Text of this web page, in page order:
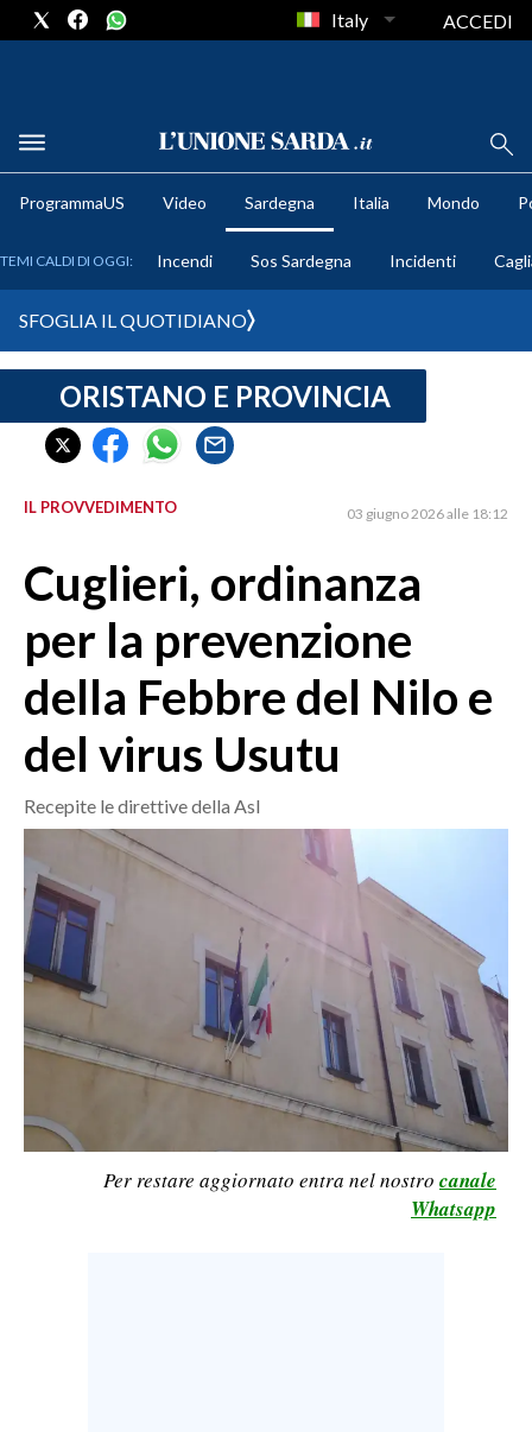
METEO
CRONACA SARDEGNA
CAGLIARI
SULCIS IGLESIENTE
ORISTANO E PROVINCIA
SASSARI E PROVINCIA
GALLURA
NUORO E PROVINCIA
OGLIASTRA
AGENDA
CRONACA
MONDO
POLITICA
ECONOMIA
SERVIZI ALLE IMPRESE
BANDI
SPORT IN SARDEGNA
Italy ACCEDI
ProgrammaUS Video Sardegna Italia Mondo
TEMI CALDI DI OGGI: Incendi Sos Sardegna Incidenti
SFOGLIA IL QUOTIDIANO
ORISTANO E PROVINCIA
IL PROVVEDIMENTO 03 giugno 2026 alle 18:12
Cuglieri, ordinanza
per la prevenzione
della Febbre del Nilo e
del virus Usutu
Recepite le direttive della Asl
Per restare aggiornato entra nel nostro canale
Whatsapp